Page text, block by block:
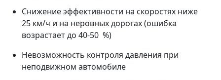
Снижение эффективности на скоростях ниже
25 км/ч и на неровных дорогах (ошибка
возрастает до 40-50 %)
Невозможность контроля давления при
неподвижном автомобиле